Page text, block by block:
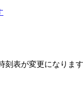
刻表が変更になり